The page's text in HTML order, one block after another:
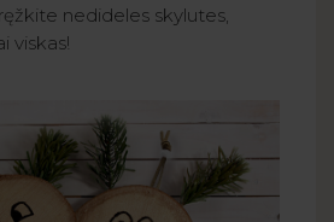
nedideles skylutes,
viskas!